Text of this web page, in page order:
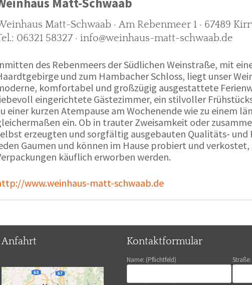
Matt-Schwaab · Am Rebenmeer 1 · 67489
06321 58327 · info@weinhaus-matt-schwaab.de
des Rebenmeers der Südlichen Weinstraße, mit
und zum Hambacher Schloss, liegt unser
komfortabel und großzügig ausgestattete
eingerichtete Gästezimmer, ein stilvoller
einer kurzen Atempause am Wochenende wie zu einem
ein. Ob in trauter Zweisamkeit oder
erzeugten und sorgfältig ausgebauten Qualitäts- und
Gaumen und können im Hause probiert und verkostet,
käuflich erworben werden.
www.weinhaus-matt-schwaab.de
Anfahrt Kontaktformular
Name: (Pflichtfeld) Straße: